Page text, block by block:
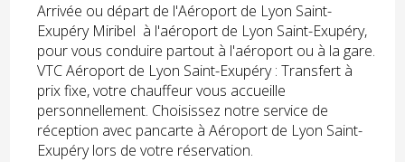
Arrivée ou départ de l'Aéroport de Lyon Saint-
Exupéry Miribel à l'aéroport de Lyon Saint-Exupéry,
pour vous conduire partout à l'aéroport ou à la gare.
VTC Aéroport de Lyon Saint-Exupéry : Transfert à
prix fixe, votre chauffeur vous accueille
personnellement. Choisissez notre service de
réception avec pancarte à Aéroport de Lyon Saint-
Exupéry lors de votre réservation.